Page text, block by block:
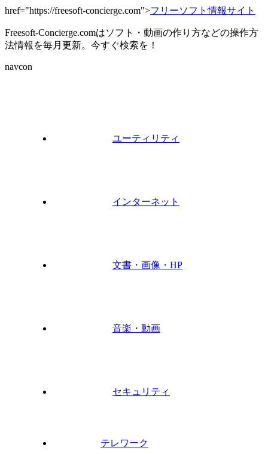
href="https://freesoft-concierge.com">フリーソフト情報サイト
Freesoft-Concierge.comはソフト・動画の作り方などの操作方
法情報を毎月更新。今すぐ検索を！
navcon
ユーティリティ
インターネット
文書・画像・HP
音楽・動画
セキュリティ
テレワーク